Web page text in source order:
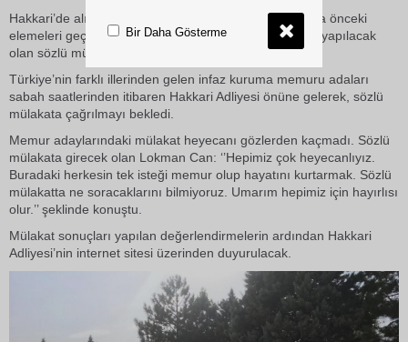
Hakkari’de alınacak 20 infaz kuruma memuru için daha önceki
elemeleri geçen memur adayları, Hakkari Adliyesi’nde yapılacak
olan sözlü mülakat sınavına katıldı.
Türkiye’nin farklı illerinden gelen infaz kuruma memuru adaları
sabah saatlerinden itibaren Hakkari Adliyesi önüne gelerek, sözlü
mülakata çağrılmayı bekledi.
Memur adaylarındaki mülakat heyecanı gözlerden kaçmadı. Sözlü
mülakata girecek olan Lokman Can: ‘’Hepimiz çok heyecanlıyız.
Buradaki herkesin tek isteği memur olup hayatını kurtarmak. Sözlü
mülakatta ne soracaklarını bilmiyoruz. Umarım hepimiz için hayırlısı
olur.’’ şeklinde konuştu.
Mülakat sonuçları yapılan değerlendirmelerin ardından Hakkari
Adliyesi’nin internet sitesi üzerinden duyurulacak.
Bir Daha Gösterme